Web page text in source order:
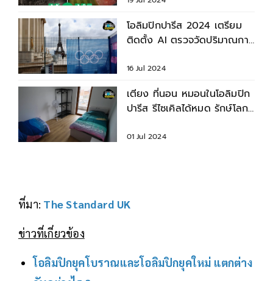
โอลิมปิกปารีส 2024 เตรียม
ติดตั้ง AI ตรวจวัดปริมาณการ
16 Jul 2024
เตียง ที่นอน หมอนในโอลิมปิก
ปารีส รีไซเคิลได้หมด รักษ์โลก
01 Jul 2024
ที่มา: The Standard UK
ข่าวที่เกี่ยวข้อง
โอลิมปิกยุคโบราณและโอลิมปิกยุคใหม่ แตกต่าง